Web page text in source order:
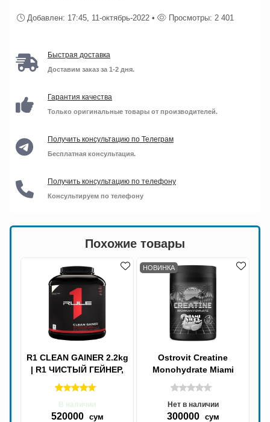
Добавлен: 17:45, 11-октябрь-2022 • Просмотры: 2 401
Быстрая доставка
Доставим заказ за 1-2 дня.
Гарантия качества
Только оригинальные товары от производителей.
Получить консультацию по Телеграм
Бесплатная консультация.
Получить консультацию по телефону
Консультируем по телефону
Похожие товары
R1 CLEAN GAINER 2.2kg
| R1 ЧИСТЫЙ ГЕЙНЕР,
Gainer+Protein,
В наличии
520000 сум
НОВИНКА
Ostrovit Creatine
Monohydrate Miami
Vibes 500g 125 servings |
Островит Креатин
Нет в наличии
300000 сум